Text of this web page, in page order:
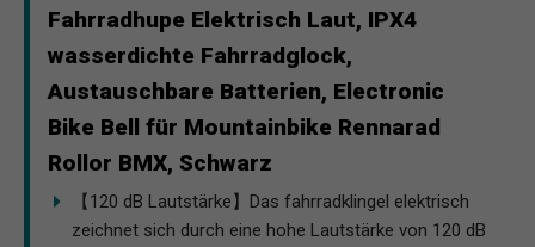
Fahrradhupe Elektrisch Laut, IPX4
wasserdichte Fahrradglock,
Austauschbare Batterien, Electronic
Bike Bell für Mountainbike Rennarad
Rollor BMX, Schwarz
【120 dB Lautstärke】Das fahrradklingel elektrisch
zeichnet sich durch eine hohe Lautstärke von 120 dB